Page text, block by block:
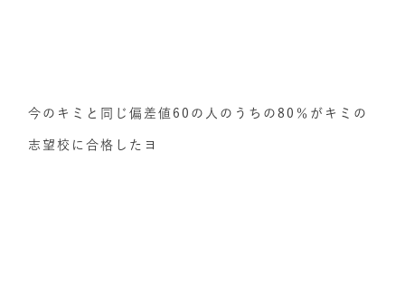
今のキミと同じ偏差値60の人のうちの80％がキミの
志望校に合格したヨ